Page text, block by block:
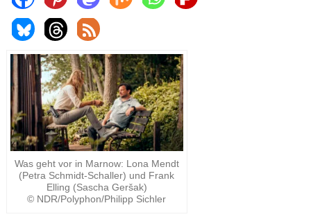
Was geht vor in Marnow: Lona Mendt
(Petra Schmidt-Schaller) und Frank
Elling (Sascha Geršak)
© NDR/Polyphon/Philipp Sichler